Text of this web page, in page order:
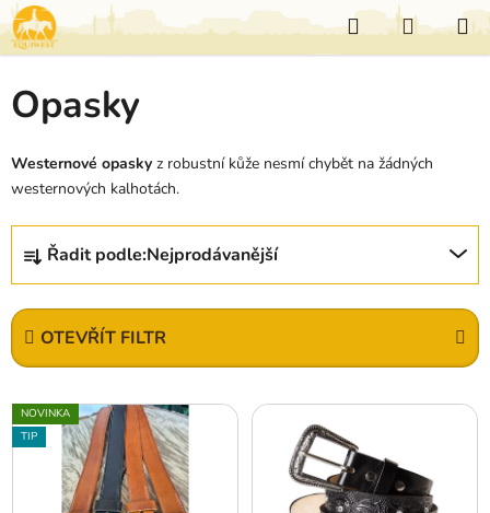
Přejít
na
obsah
Hledat
KOŠÍK
Opasky
Westernové opasky z robustní kůže nesmí chybět na žádných
westernových kalhotách.
Ř
z
e
n
p
r
Řadit podle:Nejprodávanější
OTEVŘÍT FILTR
V
ý
NOVINKA
TIP